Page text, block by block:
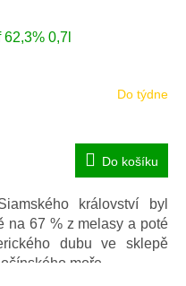
0,7l
Do týdne
Do košíku
království byl
na 67 % z melasy a poté
dubu ve sklepě
moře.